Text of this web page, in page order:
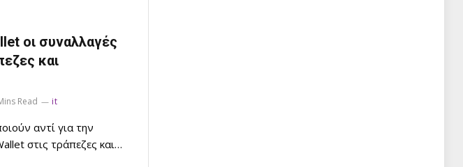
οι συναλλαγές
και
Read it
αντί για την
στις τράπεζες και…